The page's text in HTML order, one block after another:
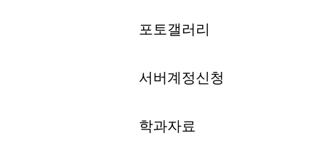
포토갤러리
서버계정신청
학과자료